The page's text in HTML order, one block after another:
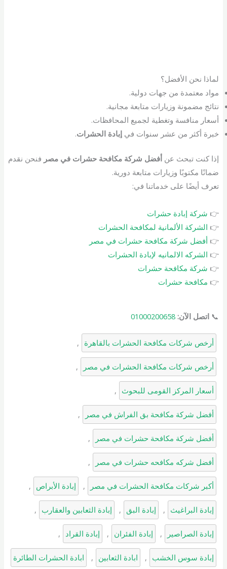
لماذا نحن الأفضل؟
مواد معتمدة من جهات دولية.
نتائج مضمونة وزيارات متابعة مجانية.
أسعار منافسة وتغطية لجميع المحافظات.
خبرة أكثر من عشر سنوات في إبادة الحشرات.
إذا كنت تبحث عن أفضل شركة مكافحة حشرات في مصر فنحن نقدم
ضمانًا مكتوبًا وزيارات متابعة دورية.
تعرف أيضًا على خدماتنا في:
👉 شركة إبادة حشرات
👉 الشركة الألمانية لمكافحة الحشرات
👉 أفضل شركة مكافحة حشرات في مصر
👉 الشركه الالمانيه لإبادة الحشرات
👉 شركة مكافحة حشرات
👉 مكافحة حشرات
📞 اتصل الآن: 01000200658
أرخص شركات مكافحة الحشرات بالقاهرة ,
أرخص شركات مكافحة الحشرات في مصر ,
أسعار المركز القومى للبحوث ,
أفضل شركة مكافحة بق الفراش في مصر ,
أفضل شركة مكافحة حشرات في مصر ,
أفضل شركه مكافحه حشرات في مصر ,
أكبر شركات مكافحة الحشرات في مصر , إبادة الأبراص ,
إبادة البراغيث , إبادة البق , إبادة الثعابين والعقارب ,
إبادة الصراصير , إبادة الفئران , إبادة القراد ,
إبادة سوس الخشب , ابادة الثعابين , ابادة الحشرات الطائرة